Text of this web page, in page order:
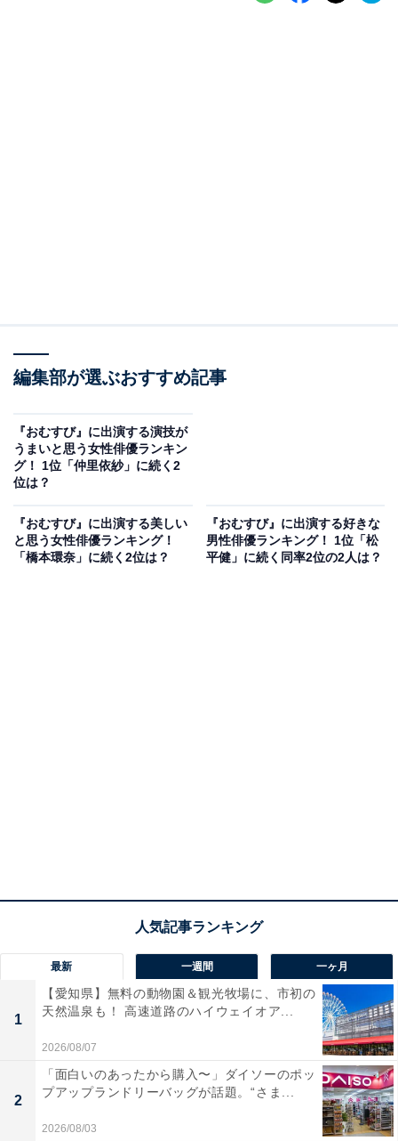
編集部が選ぶおすすめ記事
『おむすび』に出演する演技が
うまいと思う女性俳優ランキン
グ！ 1位「仲里依紗」に続く2
位は？
『おむすび』に出演する美しい
と思う女性俳優ランキング！
「橋本環奈」に続く2位は？
『おむすび』に出演する好きな
男性俳優ランキング！ 1位「松
平健」に続く同率2位の2人は？
最新 一週間 一ヶ月
1
【愛知県】無料の動物園＆観光牧場に、市初の
天然温泉も！ 高速道路のハイウェイオア...
2026/08/07
2
「面白いのあったから購入〜」ダイソーのポッ
プアップランドリーバッグが話題。“さま...
2026/08/03